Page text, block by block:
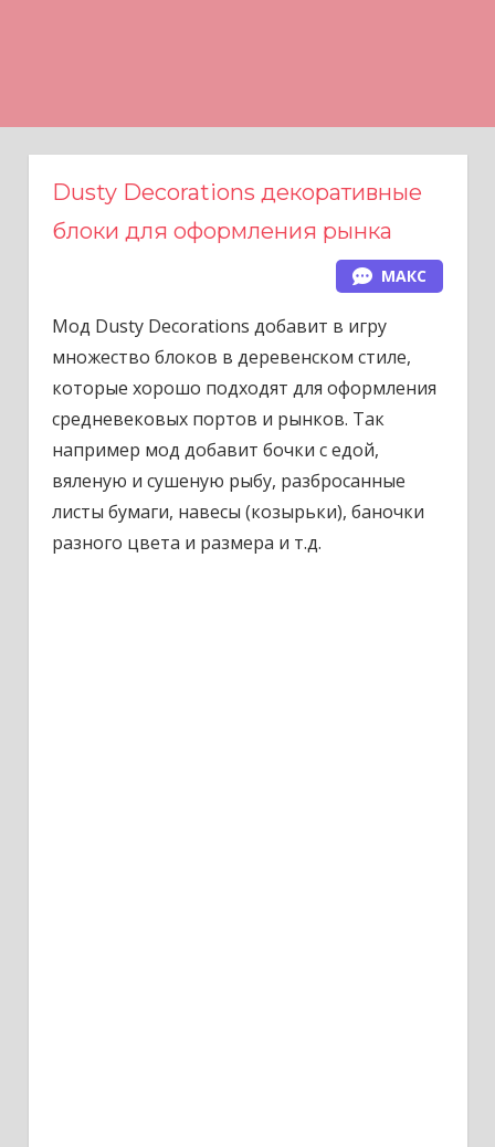
Dusty Decorations декоративные
блоки для оформления рынка
МАКС
Мод Dusty Decorations добавит в игру
множество блоков в деревенском стиле,
которые хорошо подходят для оформления
средневековых портов и рынков. Так
например мод добавит бочки с едой,
вяленую и сушеную рыбу, разбросанные
листы бумаги, навесы (козырьки), баночки
разного цвета и размера и т.д.